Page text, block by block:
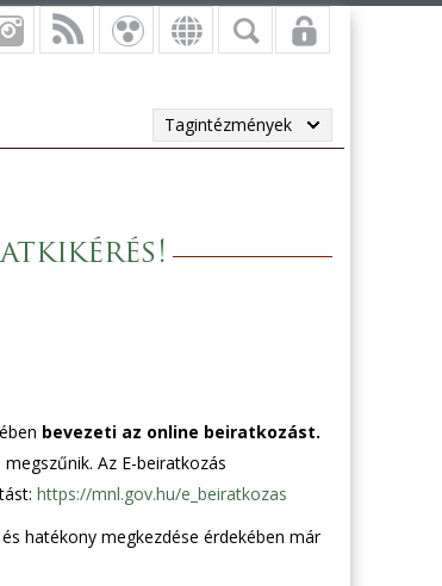
Tagintézmények
bevezeti az online beiratkozást.
Az E-beiratkozás
https://mnl.gov.hu/e_beiratkozas
hatékony megkezdése érdekében már